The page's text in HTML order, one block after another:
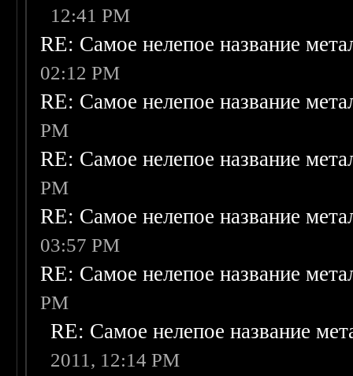
12:41 PM
RE: Самое нелепое название
02:12 PM
RE: Самое нелепое название
PM
RE: Самое нелепое название
PM
RE: Самое нелепое название
03:57 PM
RE: Самое нелепое название
PM
RE: Самое нелепое название
2011, 12:14 PM